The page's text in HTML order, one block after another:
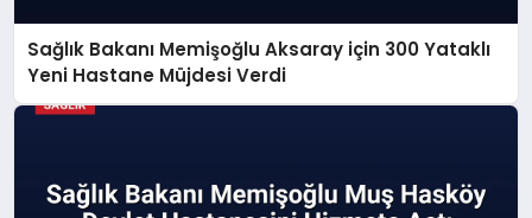
Sağlık Bakanı Memişoğlu Aksaray için 300 Yataklı
Yeni Hastane Müjdesi Verdi